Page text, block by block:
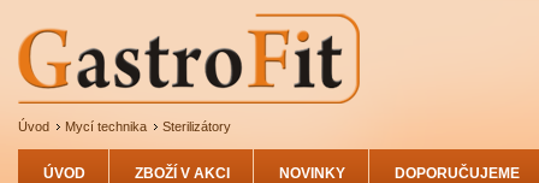
Úvod Mycí technika Sterilizátory
ÚVOD ZBOŽÍ V AKCI NOVINKY DOPORUČUJEME